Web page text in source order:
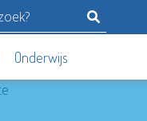
Onderwijs